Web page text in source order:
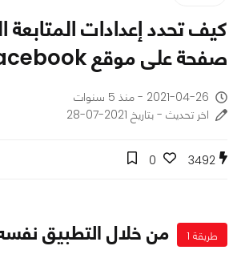
كيف تحدد إعدادات المتابعة
صفحة على موقع Facebook؟
2021-04-26 - منذ 5 سنوات
اخر تحديث - بتاريخ 2021-07-28
3492
0
طريقة 1
من خلال التطبيق